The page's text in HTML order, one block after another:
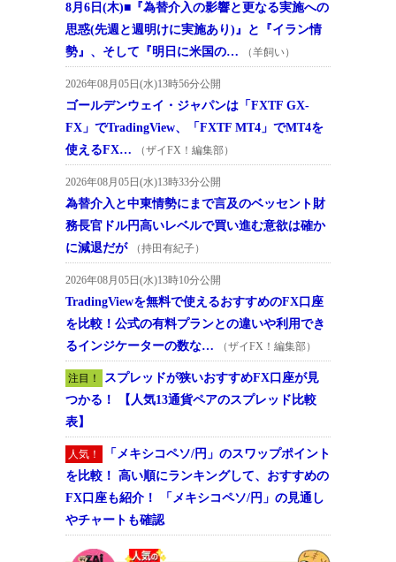
8月6日(木)■『為替介入の影響と更なる実施への
思惑(先週と週明けに実施あり)』と『イラン情
勢』、そして『明日に米国の…
（羊飼い）
2026年08月05日(水)13時56分公開
ゴールデンウェイ・ジャパンは「FXTF GX-
FX」でTradingView、「FXTF MT4」でMT4を
使えるFX…
（ザイFX！編集部）
2026年08月05日(水)13時33分公開
為替介入と中東情勢にまで言及のベッセント財
務長官ドル円高いレベルで買い進む意欲は確か
に減退だが
（持田有紀子）
2026年08月05日(水)13時10分公開
TradingViewを無料で使えるおすすめのFX口座
を比較！公式の有料プランとの違いや利用でき
るインジケーターの数な…
（ザイFX！編集部）
注目！
スプレッドが狭いおすすめFX口座が見
つかる！ 【人気13通貨ペアのスプレッド比較
表】
人気！
「メキシコペソ/円」のスワップポイント
を比較！ 高い順にランキングして、おすすめの
FX口座も紹介！ 「メキシコペソ/円」の見通し
やチャートも確認